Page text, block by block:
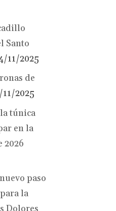
Santo
11/2025
de
2025
túnica
en la
2026
paso
la